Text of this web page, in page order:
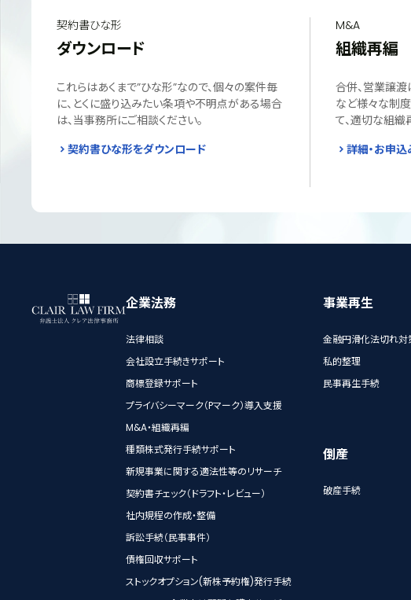
契約書ひな形
ダウンロード
これらはあくまで”ひな形”なので、個々の案件毎
に、とくに盛り込みたい条項や不明点がある場合
は、当事務所にご相談ください。
契約書ひな形をダウンロード
M&A
組織再編
合併、営業譲渡
など様々な制度
て、適切な組織
詳細・お申
企業法務
法律相談
会社設立手続きサポート
商標登録サポート
プライバシーマーク（Pマーク）導入支援
M&A・組織再編
種類株式発行手続サポート
新規事業に関する適法性等のリサーチ
契約書チェック（ドラフト・レビュー）
社内規程の作成・整備
訴訟手続（民事事件）
債権回収サポート
ストックオプション(新株予約権)発行手続
事業再生
金融円滑化法切れ対
私的整理
民事再生手続
倒産
破産手続